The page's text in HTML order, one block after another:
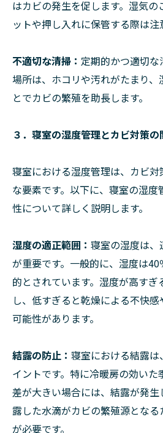
はカビの発生を促します。湿気
ットや押し入れに保管する際は注
不適切な清掃： 定期的かつ適切
場所は、ホコリや汚れがたまり、
とでカビの繁殖を助長します。
３．寝室の湿度管理とカビ対策の
寝室における湿度管理は、カビ
な要素です。以下に、寝室の湿
性について詳しく説明します。
湿度の適正範囲： 寝室の湿度は、
が重要です。一般的に、湿度は
的とされています。湿度が高す
し、低すぎると乾燥による不快
可能性があります。
結露の防止： 寝室における結露
イントです。特に冷暖房の効い
差が大きい場合には、結露が発生
露した水滴がカビの繁殖源とな
が必要です。